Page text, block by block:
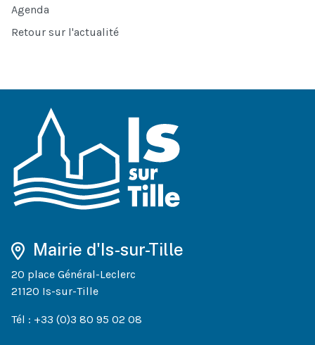
Agenda
Retour sur l'actualité
Mairie d'Is-sur-Tille
20 place Général-Leclerc
21120 Is-sur-Tille
Tél : +33 (0)3 80 95 02 08